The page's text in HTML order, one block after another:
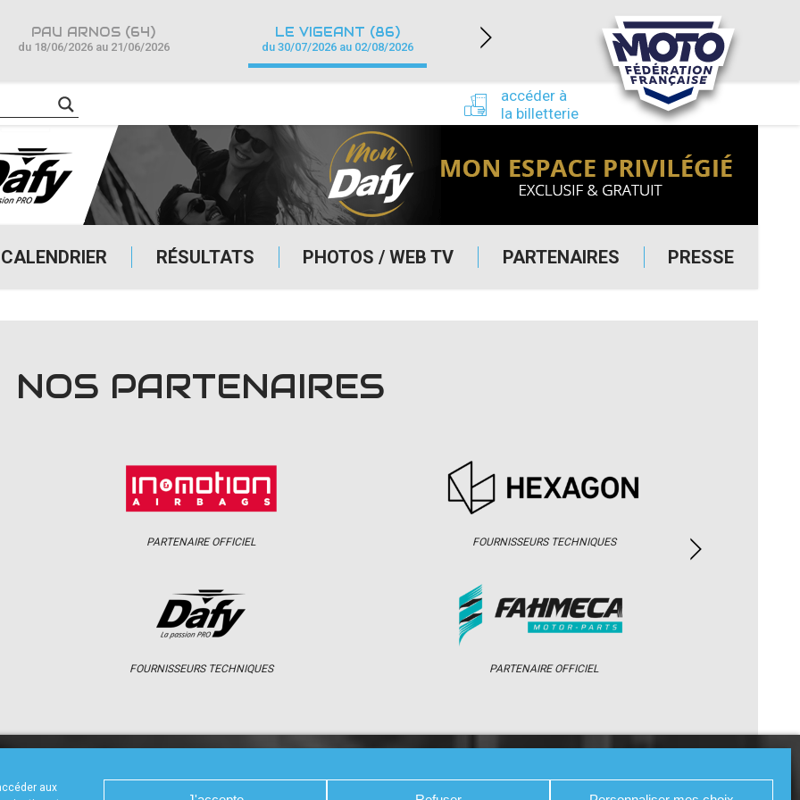
aux
CALENDRIER RÉSULTATS PHOTOS / WEB TV PARTENAIRES PRESSE
accéder à
la billetterie
PAU ARNOS (64)
du 18/06/2026 au 21/06/2026
LE VIGEANT (86)
du 30/07/2026 au 02/08/2026
NEVERS MAGNY-COURS (58)
du 24/09/2026 au 27/09/2026
NOS PARTENAIRES
PARTENAIRE OFFICIEL
FOURNISSEURS TECHNIQUES
FOURNISSEURS TECHNIQUES
PARTENAIRE OFFICIEL
CALENDRIER RÉSULTATS PHOTOS / WEB TV PARTENAIRES PRESSE